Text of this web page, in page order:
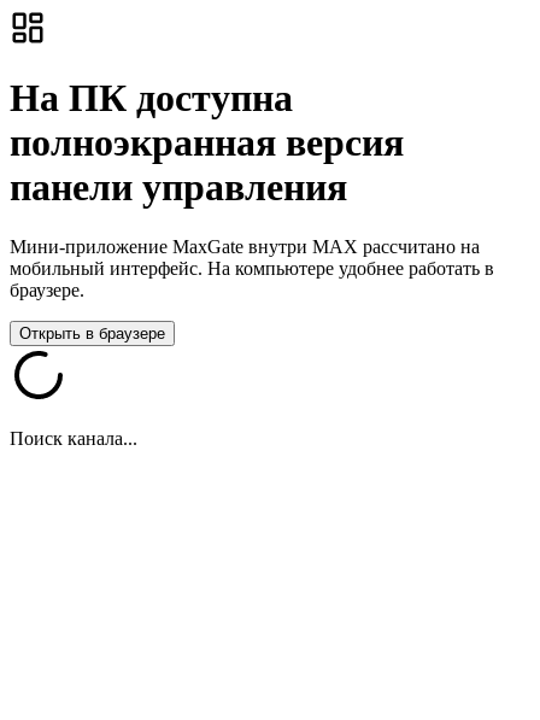
На ПК доступна
полноэкранная версия
панели управления
Мини-приложение MaxGate внутри MAX рассчитано на
мобильный интерфейс. На компьютере удобнее работать в
браузере.
Открыть в браузере
Поиск канала...